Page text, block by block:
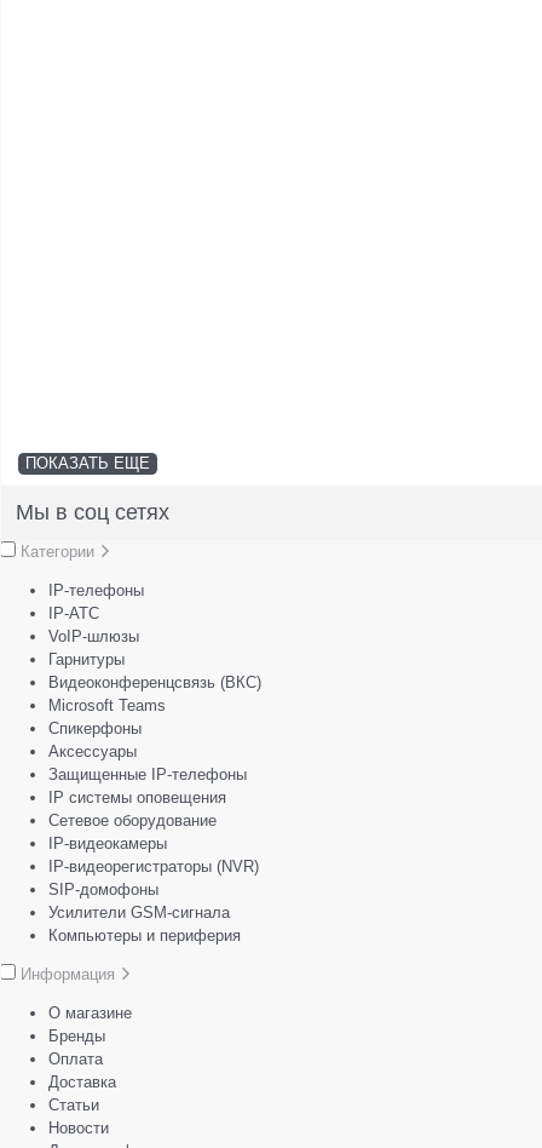
ПОКАЗАТЬ ЕЩЕ
Мы в соц сетях
Категории
IP-телефоны
IP-АТС
VoIP-шлюзы
Гарнитуры
Видеоконференцсвязь (ВКС)
Microsoft Teams
Спикерфоны
Аксессуары
Защищенные IP-телефоны
IP системы оповещения
Сетевое оборудование
IP-видеокамеры
IP-видеорегистраторы (NVR)
SIP-домофоны
Усилители GSM-сигнала
Компьютеры и периферия
Информация
О магазине
Бренды
Оплата
Доставка
Статьи
Новости